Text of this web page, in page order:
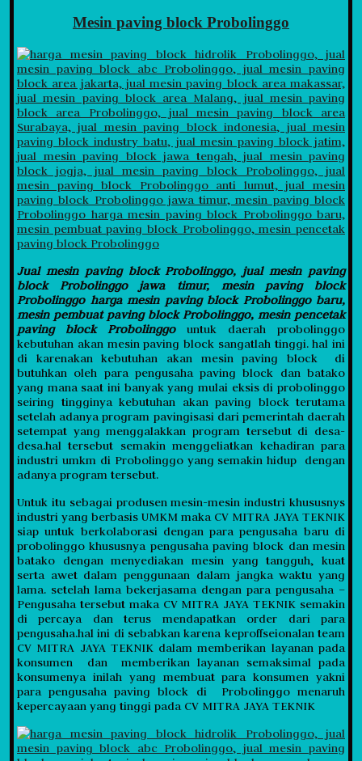
Mesin paving block Probolinggo
Jual mesin paving block Probolinggo, jual mesin paving
block Probolinggo jawa timur, mesin paving block
Probolinggo harga mesin paving block Probolinggo baru,
mesin pembuat paving block Probolinggo, mesin pencetak
paving block Probolinggo untuk daerah probolinggo
kebutuhan akan mesin paving block sangatlah tinggi. hal ini
di karenakan kebutuhan akan mesin paving block di
butuhkan oleh para pengusaha paving block dan batako
yang mana saat ini banyak yang mulai eksis di probolinggo
seiring tingginya kebutuhan akan paving block terutama
setelah adanya program pavingisasi dari pemerintah daerah
setempat yang menggalakkan program tersebut di desa-
desa.hal tersebut semakin menggeliatkan kehadiran para
industri umkm di Probolinggo yang semakin hidup dengan
adanya program tersebut.
Untuk itu sebagai produsen mesin-mesin industri khususnys
industri yang berbasis UMKM maka CV MITRA JAYA TEKNIK
siap untuk berkolaborasi dengan para pengusaha baru di
probolinggo khususnya pengusaha paving block dan mesin
batako dengan menyediakan mesin yang tangguh, kuat
serta awet dalam penggunaan dalam jangka waktu yang
lama. setelah lama bekerjasama dengan para pengusaha –
Pengusaha tersebut maka CV MITRA JAYA TEKNIK semakin
di percaya dan terus mendapatkan order dari para
pengusaha.hal ini di sebabkan karena keproffseionalan team
CV MITRA JAYA TEKNIK dalam memberikan layanan pada
konsumen dan memberikan layanan semaksimal pada
konsumenya inilah yang membuat para konsumen yakni
para pengusaha paving block di Probolinggo menaruh
kepercayaan yang tinggi pada CV MITRA JAYA TEKNIK